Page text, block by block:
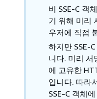
비 SSE-C 객
기 위해 미리
우저에 직접
하지만 SSE-
니다. 미리 서
에 고유한
입니다. 따라
SSE-C 객체